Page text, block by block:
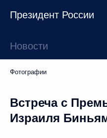
Президент России
Новости
Фотографии
Встреча с
Израиля